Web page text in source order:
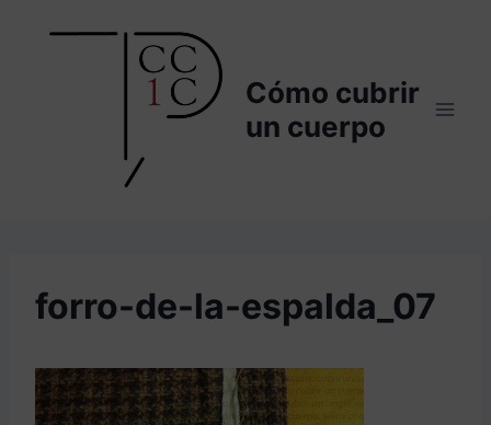
Cómo cubrir
un cuerpo
forro-de-la-espalda_07